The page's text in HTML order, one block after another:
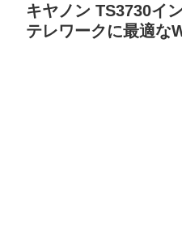
キヤノン TS3730イ
テレワークに最適な